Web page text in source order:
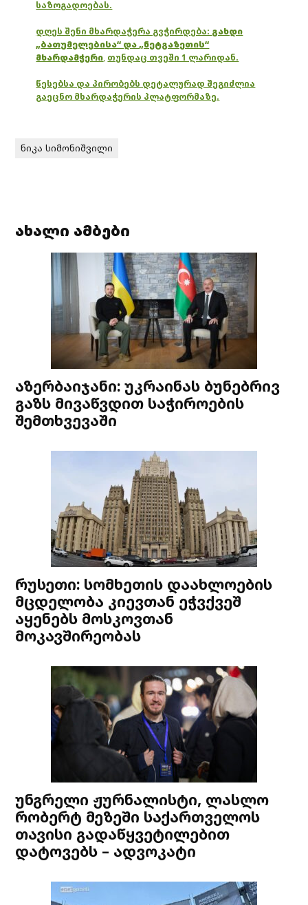
საზოგადოებას.
დღეს შენი მხარდაჭერა გვჭირდება: გახდი
„ბათუმელებისა“ და „ნეტგაზეთის“
მხარდამჭერი, თუნდაც თვეში 1 ლარიდან.
წესებსა და პირობებს დეტალურად შეგიძლია
გაეცნო მხარდაჭერის პლატფორმაზე.
ნიკა სიმონიშვილი
ახალი ამბები
აზერბაიჯანი: უკრაინას ბუნებრივ
გაზს მივაწვდით საჭიროების
შემთხვევაში
რუსეთი: სომხეთის დაახლოების
მცდელობა კიევთან ეჭვქვეშ
აყენებს მოსკოვთან
მოკავშირეობას
უნგრელი ჟურნალისტი, ლასლო
რობერტ მეზეში საქართველოს
თავისი გადაწყვეტილებით
დატოვებს – ადვოკატი